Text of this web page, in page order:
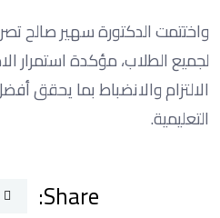
واختتمت الدكتورة سهير صالح
لجميع الطلاب، مؤكدة استمرار
الالتزام والانضباط بما يحقق
التعليمية.
Share: